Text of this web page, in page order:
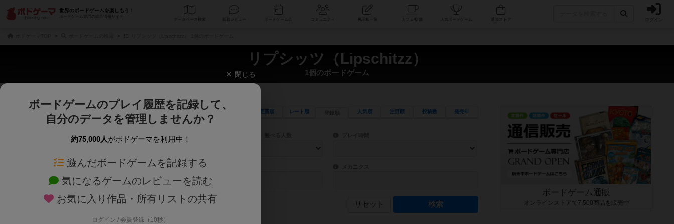
世界のボードゲームを楽しもう！
ボードゲーム専門の総合情報サイト
データベース コミュニティ 人気ボードゲーム ログイン
リプシッツ（Lipschitzz）
1個のボードゲーム
じっくり表示 更新順 レート順 人気順 注目順 投稿数 発売年
商品名、商品説明文、デザイナー名、テーマ名、メカニクス名を対象にフリーワード検索ができます。
ゲームデザイナー名を指定して検索できます。
ゲームデザイナー 目安となる所要時間を指定することができます。マニュアルを読む時間や参加者へのルール説明時間は含まれていないため、初めて
対象年齢を指定します。 世界観や登場人物などモチーフ・ストーリーを指定することができます。直感的にゲームシステムを理解できるよう、中世ファンタジー・クッキング・海賊同士の対決など、ゲームコンセプトを絞
テーマ/フレーバー ゲーム性を構成するコアシステムです。主にボードゲームに慣れている方向けの絞込機能です。例えば「ダイスロール」はランダ
リセット
ボードゲーム通販
オンラインストアで7,500商品を販売中
閉じる
ボードゲームのプレイ履歴を記録して、
自分のデータを管理しませんか？
約75,000人がボドゲーマを利用中！
遊んだボードゲームを記録する
気になるゲームのレビューを読む
お気に入り作品・所有リストの共有
ログイン / 会員登録（10秒）